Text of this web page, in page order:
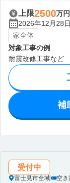
上限2500万円
2026年12月28
家全体
対象工事の例
耐震改修工事など
補
受付中
富士見市全域 空き